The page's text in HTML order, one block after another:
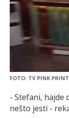
FOTO: TV PINK
- Stefani, hajde
nešto jesti -